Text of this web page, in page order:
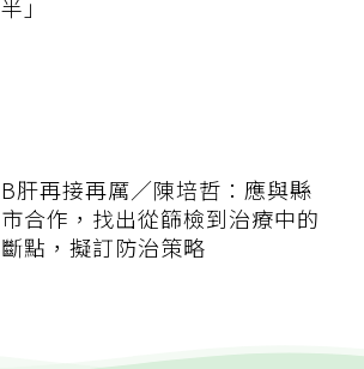
半」
B肝再接再厲／陳培哲：應與縣
市合作，找出從篩檢到治療中的
斷點，擬訂防治策略